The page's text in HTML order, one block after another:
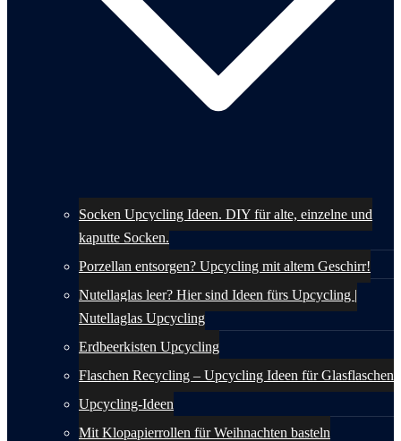
Socken Upcycling Ideen. DIY für alte, einzelne und
kaputte Socken.
Porzellan entsorgen? Upcycling mit altem Geschirr!
Nutellaglas leer? Hier sind Ideen fürs Upcycling |
Nutellaglas Upcycling
Erdbeerkisten Upcycling
Flaschen Recycling – Upcycling Ideen für Glasflaschen
Upcycling-Ideen
Mit Klopapierrollen für Weihnachten basteln